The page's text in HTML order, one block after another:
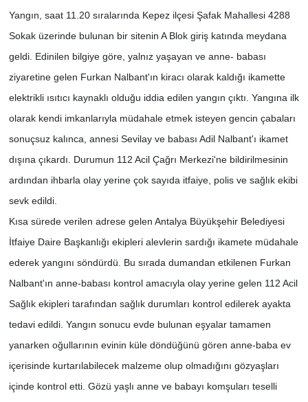
Yangın, saat 11.20 sıralarında Kepez ilçesi Şafak Mahallesi 4288
Sokak üzerinde bulunan bir sitenin A Blok giriş katında meydana
geldi. Edinilen bilgiye göre, yalnız yaşayan ve anne- babası
ziyaretine gelen Furkan Nalbant'ın kiracı olarak kaldığı ikamette
elektrikli ısıtıcı kaynaklı olduğu iddia edilen yangın çıktı. Yangına ilk
olarak kendi imkanlarıyla müdahale etmek isteyen gencin çabaları
sonuçsuz kalınca, annesi Sevilay ve babası Adil Nalbant'ı ikamet
dışına çıkardı. Durumun 112 Acil Çağrı Merkezi'ne bildirilmesinin
ardından ihbarla olay yerine çok sayıda itfaiye, polis ve sağlık ekibi
sevk edildi.
Kısa sürede verilen adrese gelen Antalya Büyükşehir Belediyesi
İtfaiye Daire Başkanlığı ekipleri alevlerin sardığı ikamete müdahale
ederek yangını söndürdü. Bu sırada dumandan etkilenen Furkan
Nalbant'ın anne-babası kontrol amacıyla olay yerine gelen 112 Acil
Sağlık ekipleri tarafından sağlık durumları kontrol edilerek ayakta
tedavi edildi. Yangın sonucu evde bulunan eşyalar tamamen
yanarken oğullarının evinin küle döndüğünü gören anne-baba ev
içerisinde kurtarılabilecek malzeme olup olmadığını gözyaşları
içinde kontrol etti. Gözü yaşlı anne ve babayı komşuları teselli